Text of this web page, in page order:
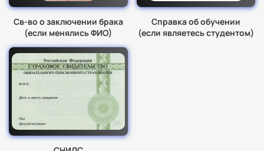
Св-во о заключении брака
(если менялись ФИО)
Справка об обучении
(если являетесь студентом)